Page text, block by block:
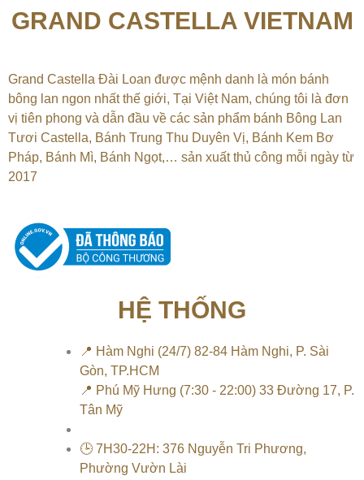
GRAND CASTELLA VIETNAM
Grand Castella Đài Loan được mệnh danh là món bánh
bông lan ngon nhất thế giới, Tại Việt Nam, chúng tôi là đơn
vị tiên phong và dẫn đầu về các sản phẩm bánh Bông Lan
Tươi Castella, Bánh Trung Thu Duyên Vị, Bánh Kem Bơ
Pháp, Bánh Mì, Bánh Ngọt,… sản xuất thủ công mỗi ngày từ
2017
HỆ THỐNG
📍 Hàm Nghi (24/7) 82-84 Hàm Nghi, P. Sài
Gòn, TP.HCM
📍 Phú Mỹ Hưng (7:30 - 22:00) 33 Đường 17, P.
Tân Mỹ
🕒 7H30-22H: 376 Nguyễn Tri Phương,
Phường Vườn Lài